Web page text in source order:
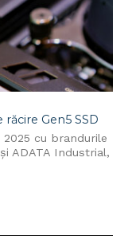
Gen5 SSD
2025 cu brandurile
ADATA Industrial,